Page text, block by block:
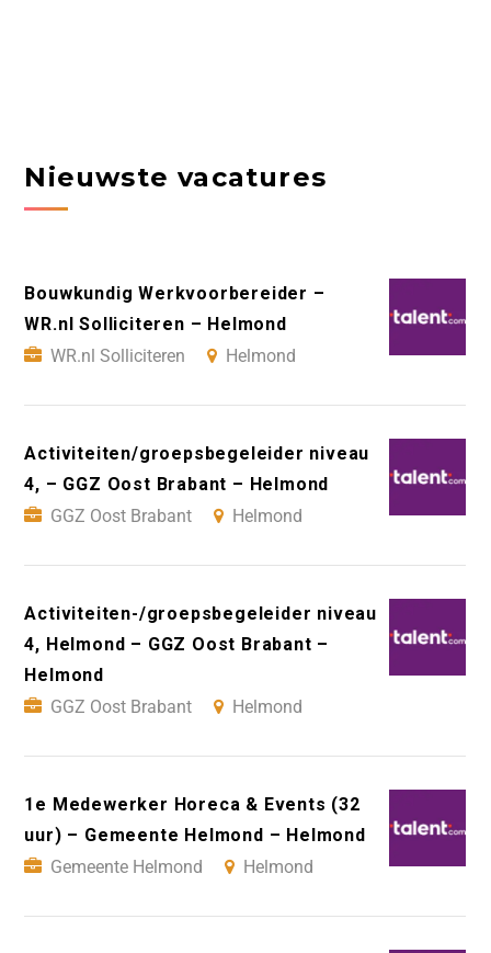
Nieuwste vacatures
Bouwkundig Werkvoorbereider –
WR.nl Solliciteren – Helmond
WR.nl Solliciteren
Helmond
Activiteiten/groepsbegeleider niveau
4, – GGZ Oost Brabant – Helmond
GGZ Oost Brabant
Helmond
Activiteiten-/groepsbegeleider niveau
4, Helmond – GGZ Oost Brabant –
Helmond
GGZ Oost Brabant
Helmond
1e Medewerker Horeca & Events (32
uur) – Gemeente Helmond – Helmond
Gemeente Helmond
Helmond